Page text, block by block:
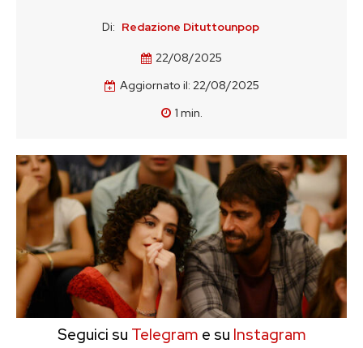
Di: Redazione Dituttounpop
22/08/2025
Aggiornato il: 22/08/2025
1 min.
Seguici su Telegram e su Instagram